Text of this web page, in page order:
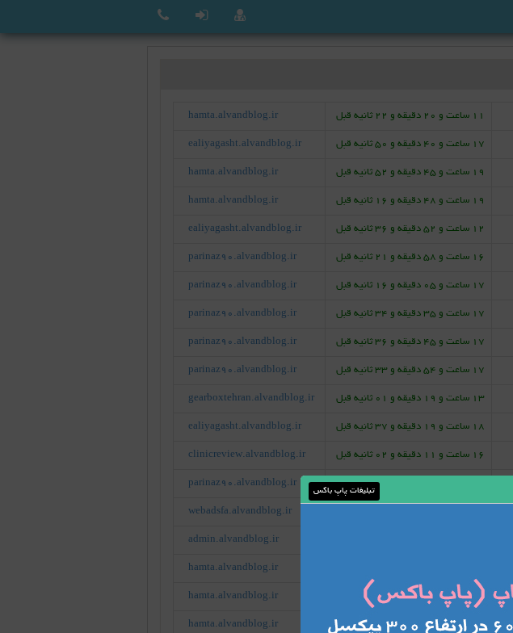
11 ساعت و 20 دقیقه و 22 ثانیه قبل hamta.alvandblog.ir
17 ساعت و 40 دقیقه و 50 ثانیه قبل ealiyagasht.alvandblog.ir
19 ساعت و 45 دقیقه و 52 ثانیه قبل hamta.alvandblog.ir
19 ساعت و 48 دقیقه و 16 ثانیه قبل hamta.alvandblog.ir
12 ساعت و 52 دقیقه و 36 ثانیه قبل ealiyagasht.alvandblog.ir
16 ساعت و 58 دقیقه و 21 ثانیه قبل parinaz90.alvandblog.ir
17 ساعت و 05 دقیقه و 16 ثانیه قبل parinaz90.alvandblog.ir
17 ساعت و 35 دقیقه و 34 ثانیه قبل parinaz90.alvandblog.ir
17 ساعت و 45 دقیقه و 36 ثانیه قبل parinaz90.alvandblog.ir
17 ساعت و 54 دقیقه و 33 ثانیه قبل parinaz90.alvandblog.ir
13 ساعت و 19 دقیقه و 01 ثانیه قبل gearboxtehran.alvandblog.ir
18 ساعت و 19 دقیقه و 37 ثانیه قبل ealiyagasht.alvandblog.ir
16 ساعت و 11 دقیقه و 02 ثانیه قبل clinicreview.alvandblog.ir
parinaz90.alvandblog.ir
webadsfa.alvandblog.ir
admin.alvandblog.ir
hamta.alvandblog.ir
10 ساعت و 10 دقیقه و 08 ثانیه قبل hamta.alvandblog.ir
11 ساعت و 38 دقیقه و 06 ثانیه قبل hamta.alvandblog.ir
تبلیغات پاپ باکس